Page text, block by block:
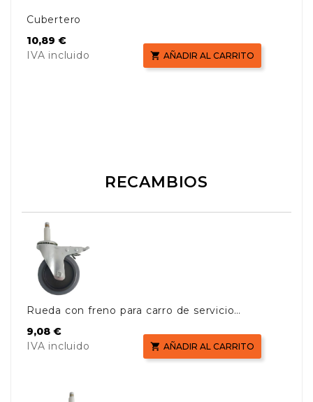
Cubertero
Precio
10,89 €
IVA incluido
 AÑADIR AL CARRITO
RECAMBIOS
Rueda con freno para carro de servicio
AF08161 y AF08161B
Precio
9,08 €
IVA incluido
 AÑADIR AL CARRITO